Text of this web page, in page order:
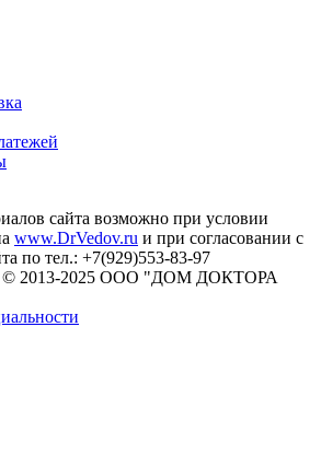
сайта возможно при условии
www.DrVedov.ru и при согласовании с
по тел.: +7(929)553-83-97
© 2013-2025 ООО "ДОМ ДОКТОРА